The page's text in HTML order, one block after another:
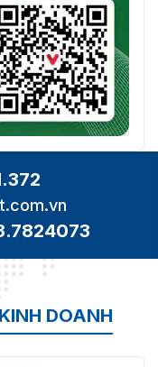
DOANH